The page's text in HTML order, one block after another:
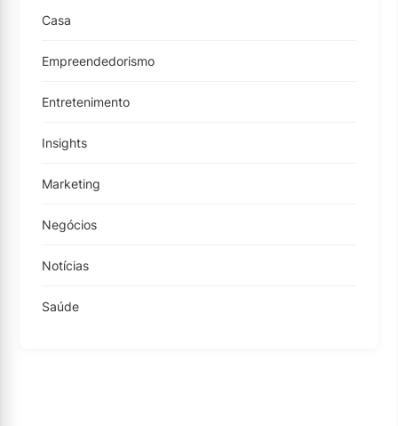
Casa
Empreendedorismo
Entretenimento
Insights
Marketing
Negócios
Notícias
Saúde